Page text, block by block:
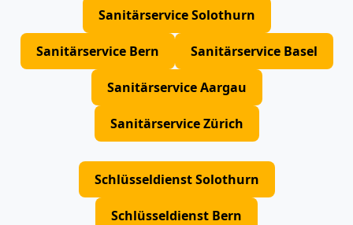
Sanitärservice Solothurn
Sanitärservice Bern Sanitärservice Basel
Sanitärservice Aargau
Sanitärservice Zürich
Schlüsseldienst Solothurn
Schlüsseldienst Bern